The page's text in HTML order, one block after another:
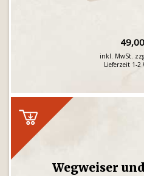
inkl. MwSt.
Lieferzeit 1-2
Wegweiser